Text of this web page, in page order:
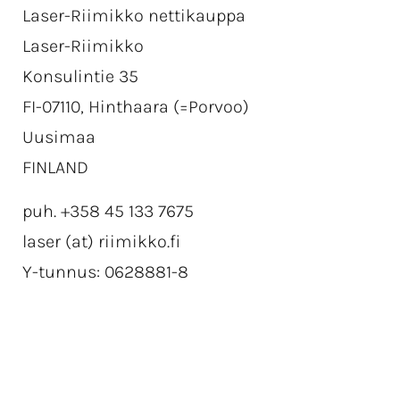
Katso ensin, minkä kokoiselle alueelle logosi sopii.
Valitse sitten materiaali, pinnoitus, viimeistely ja
kiinnitystapa.
Ohjelma näyttää tuotteen oletushinnan
lopullinen hinta määrätytyy sen mukaan tuleeko
työhön merkittäviä suunnittelutöitä tai vaatiiko
Laser-Riimikko nettikauppa
Laser-Riimikko
Konsulintie 35
FI-07110, Hinthaara (=Porvoo)
Uusimaa
FINLAND
puh. +358 45 133 7675
laser (at) riimikko.fi
Y-tunnus: 0628881-8